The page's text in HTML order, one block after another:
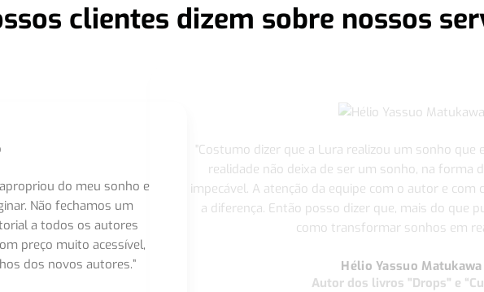
clientes dizem sobre nossos
do meu sonho e
Não fechamos um
a todos os autores
preço muito acessível,
dos novos autores.”
"Costumo dizer que a Lura realizou um sonho que
realidade não deixa de ser um sonho, na forma
impecável. A atenção da equipe com o autor e com
a diferença. Então posso dizer que, mais do que
como transformar sonhos em
Hélio Yassuo Matukawa
Autor dos livros "Drops" e